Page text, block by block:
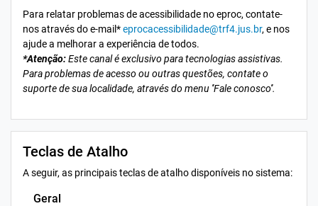
Para relatar problemas de acessibilidade no eproc, contate-
nos através do e-mail*eprocacessibilidade@trf4.jus.br, e nos
ajude a melhorar a experiência de todos.
*Atenção:Este canal é exclusivo para tecnologias assistivas.
Para problemas de acesso ou outras questões, contate o
suporte de sua localidade, através do menu ''Fale conosco''.
Teclas de Atalho
A seguir, as principais teclas de atalho disponíveis no sistema:
Geral